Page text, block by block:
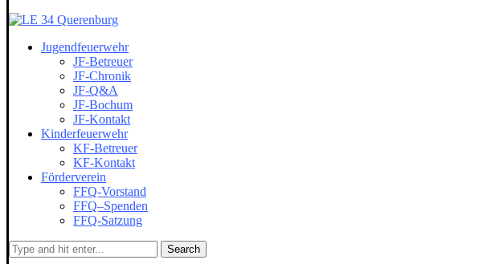
Jugendfeuerwehr
JF-Betreuer
JF-Chronik
JF-Q&A
JF-Bochum
JF-Kontakt
Kinderfeuerwehr
KF-Betreuer
KF-Kontakt
Förderverein
FFQ-Vorstand
FFQ–Spenden
FFQ-Satzung
Search